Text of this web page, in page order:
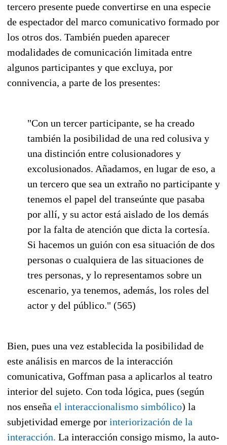
tercero presente puede convertirse en una especie
de espectador del marco comunicativo formado por
los otros dos. También pueden aparecer
modalidades de comunicación limitada entre
algunos participantes y que excluya, por
connivencia, a parte de los presentes:
"Con un tercer participante, se ha creado
también la posibilidad de una red colusiva y
una distinción entre colusionadores y
excolusionados. Añadamos, en lugar de eso, a
un tercero que sea un extraño no participante y
tenemos el papel del transeúnte que pasaba
por allí, y su actor está aislado de los demás
por la falta de atención que dicta la cortesía.
Si hacemos un guión con esa situación de dos
personas o cualquiera de las situaciones de
tres personas, y lo representamos sobre un
escenario, ya tenemos, además, los roles del
actor y del público." (565)
Bien, pues una vez establecida la posibilidad de
este análisis en marcos de la interacción
comunicativa, Goffman pasa a aplicarlos al teatro
interior del sujeto. Con toda lógica, pues (según
nos enseña el interaccionalismo simbólico) la
subjetividad emerge por interiorización de la
interacción. La interacción consigo mismo, la auto-